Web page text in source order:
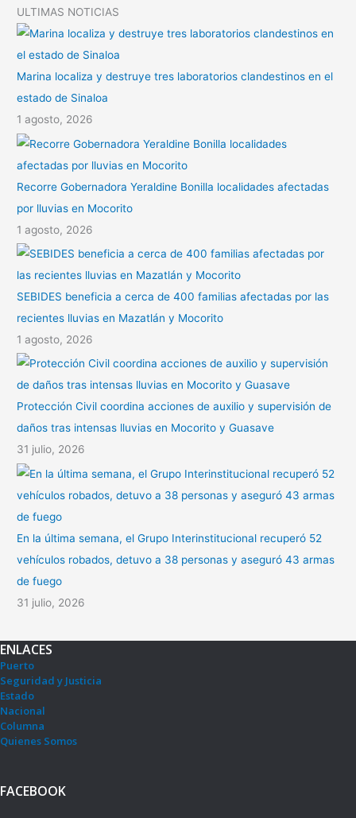
r
ULTIMAS NOTICIAS
Marina localiza y destruye tres laboratorios clandestinos en el
estado de Sinaloa
1 agosto, 2026
Recorre Gobernadora Yeraldine Bonilla localidades afectadas
por lluvias en Mocorito
1 agosto, 2026
SEBIDES beneficia a cerca de 400 familias afectadas por las
recientes lluvias en Mazatlán y Mocorito
1 agosto, 2026
Protección Civil coordina acciones de auxilio y supervisión de
daños tras intensas lluvias en Mocorito y Guasave
31 julio, 2026
En la última semana, el Grupo Interinstitucional recuperó 52
vehículos robados, detuvo a 38 personas y aseguró 43 armas
de fuego
31 julio, 2026
ENLACES
Puerto
Seguridad y Justicia
Estado
Nacional
Columna
Quienes Somos
FACEBOOK